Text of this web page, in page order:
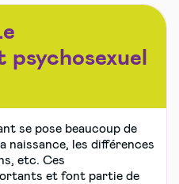
se pose beaucoup de
naissance, les différences
etc. Ces
et font partie de